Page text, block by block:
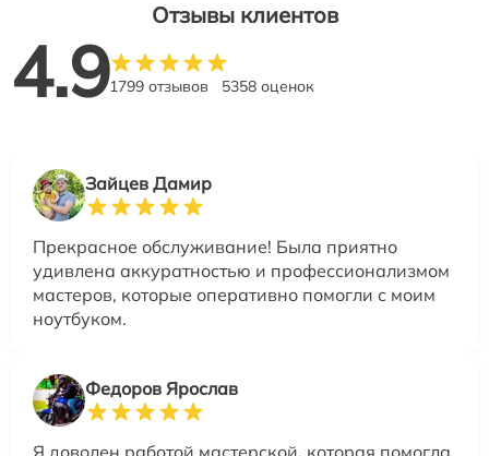
Отзывы клиентов
4.91799 отзывов 5358 оценок
Зайцев Дамир
Прекрасное обслуживание! Была приятно
удивлена аккуратностью и профессионализмом
мастеров, которые оперативно помогли с моим
ноутбуком.
Федоров Ярослав